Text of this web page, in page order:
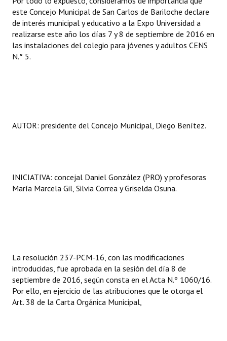
Huéspedes de Honor - Registro
Antiguos Pobladores - Registro
Reconocimientos - Registro
este Concejo Municipal de San Carlos de Bariloche declare
de interés municipal y educativo a la Expo Universidad a
realizarse este año los días 7 y 8 de septiembre de 2016 en
las instalaciones del colegio para jóvenes y adultos CENS
N.° 5.
AUTOR: presidente del Concejo Municipal, Diego Benítez.
INICIATIVA: concejal Daniel González (PRO) y profesoras
María Marcela Gil, Silvia Correa y Griselda Osuna.
La resolución 237-PCM-16, con las modificaciones
introducidas, fue aprobada en la sesión del día 8 de
septiembre de 2016, según consta en el Acta N.º 1060/16.
Por ello, en ejercicio de las atribuciones que le otorga el
Art. 38 de la Carta Orgánica Municipal,